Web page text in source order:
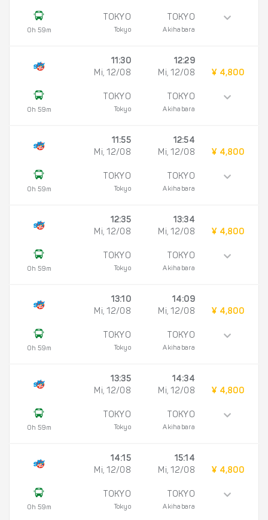
0h 59m
TOKYO
Tokyo
TOKYO
Akihabara
0h 59m
11:30
Mi, 12/08
TOKYO
Tokyo
12:29
Mi, 12/08
TOKYO
Akihabara
¥ 4,800
0h 59m
11:55
Mi, 12/08
TOKYO
Tokyo
12:54
Mi, 12/08
TOKYO
Akihabara
¥ 4,800
0h 59m
12:35
Mi, 12/08
TOKYO
Tokyo
13:34
Mi, 12/08
TOKYO
Akihabara
¥ 4,800
0h 59m
13:10
Mi, 12/08
TOKYO
Tokyo
14:09
Mi, 12/08
TOKYO
Akihabara
¥ 4,800
0h 59m
13:35
Mi, 12/08
TOKYO
Tokyo
14:34
Mi, 12/08
TOKYO
Akihabara
¥ 4,800
0h 59m
14:15
Mi, 12/08
TOKYO
Tokyo
15:14
Mi, 12/08
TOKYO
Akihabara
¥ 4,800